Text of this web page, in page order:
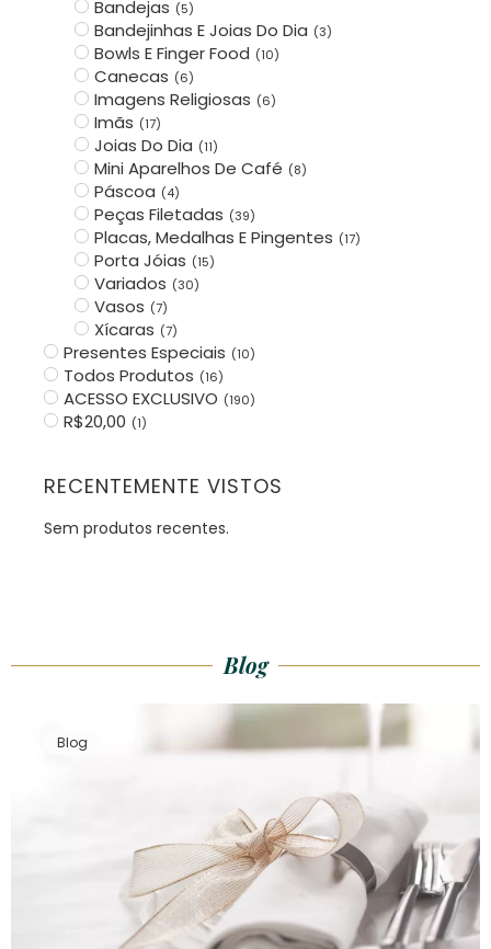
Bandejas (5)
Bandejinhas E Joias Do Dia (3)
Bowls E Finger Food (10)
Canecas (6)
Imagens Religiosas (6)
Imãs (17)
Joias Do Dia (11)
Mini Aparelhos De Café (8)
Páscoa (4)
Peças Filetadas (39)
Placas, Medalhas E Pingentes (17)
Porta Jóias (15)
Variados (30)
Vasos (7)
Xícaras (7)
Presentes Especiais (10)
Todos Produtos (16)
ACESSO EXCLUSIVO (190)
R$20,00 (1)
RECENTEMENTE VISTOS
Sem produtos recentes.
Blog
Blog